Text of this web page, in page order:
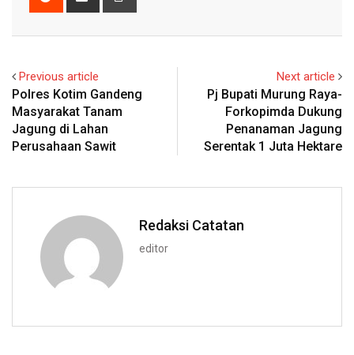
Previous article
Polres Kotim Gandeng
Masyarakat Tanam
Jagung di Lahan
Perusahaan Sawit
Next article
Pj Bupati Murung Raya-
Forkopimda Dukung
Penanaman Jagung
Serentak 1 Juta Hektare
Redaksi Catatan
editor